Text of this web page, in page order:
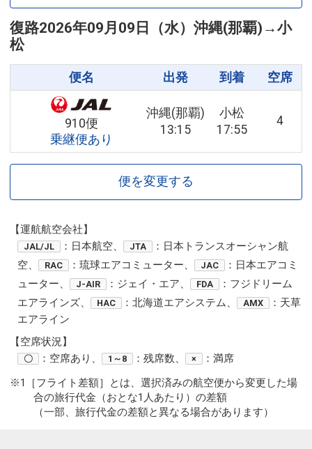
復路2026年09月09日（水） 沖縄(那覇) →小
松
便名 出発 到着 空席
910便
乗継便あり
沖縄(那覇)
13:15
小松
17:55
4
便を変更する
【運航航空会社】
JAL/JL ：日本航空、 JTA
：日本トランスオーシャン航
空、
RAC ：琉球エアコミューター、 JAC
：日本エアコミ
ューター、
J-AIR ：ジェイ・エア、 FDA
：フジドリーム
エアラインズ、
HAC ：北海道エアシステム、 AMX
：天草
エアライン
【空席状況】
〇 ：空席あり、 1～8 ：残席数、 ×
：満席
※1［フライト差額］とは、選択済みの航空便から変更した場
合の旅行代金（おとな1人あたり）の差額
（一部、旅行代金の差額と異なる場合があります）